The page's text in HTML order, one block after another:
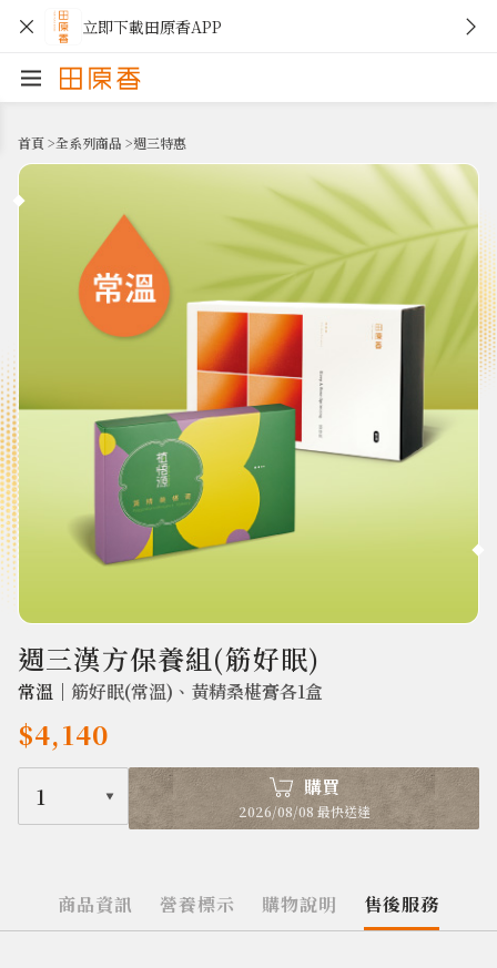
立即下載田原香APP
首頁>全系列商品 >週三特惠
週三漢方保養組(筋好眠)
常溫｜ 筋好眠(常溫)、黃精桑椹膏各1盒
$4,140
1 購買
2026/08/08 最快送達
商品資訊 營養標示 購物說明 售後服務